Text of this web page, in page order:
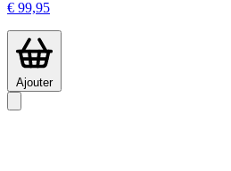
€ 99,95
Ajouter